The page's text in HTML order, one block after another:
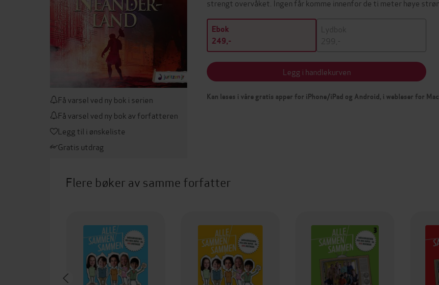
Få varsel ved ny bok i serien
Få varsel ved ny bok av forfatteren
Legg til i ønskeliste
Gratis utdrag
strengt overvåket. Ingen får komme innenfor de ti meter høye
Ebok
249,-
Lydbok
299,-
Legg i handlekurven
Kan leses i våre gratis apper for iPhone/iPad og Android, i webleser for
Flere bøker av samme forfatter